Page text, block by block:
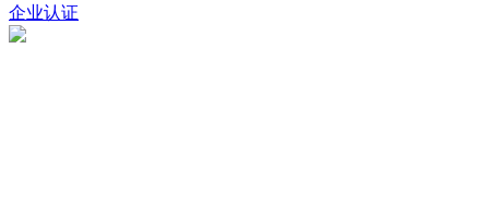
企业认证